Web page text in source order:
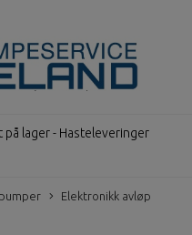
på lager - Hasteleveringer
Elektronikk avløp